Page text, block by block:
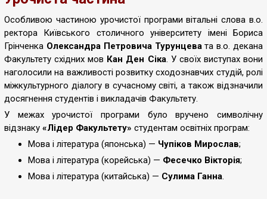
Особливою частиною урочистої програми вітальні слова в.о.
ректора Київського столичного університету імені Бориса
Грінченка Олександра Петровича Турунцевата в.о. декана
Факультету східних мов Кан Ден Сіка. У своїх виступах вони
наголосили на важливості розвитку сходознавчих студій, ролі
міжкультурного діалогу в сучасному світі, а також відзначили
досягнення студентів і викладачів Факультету.
У межах урочистої програми було вручено символічну
відзнаку «Лідер Факультету» студентам освітніх програм:
Мова і література (японська) — Чупіков Мирослав;
Мова і література (корейська) — Фесечко Вікторія;
Мова і література (китайська) — Сулима Ганна.